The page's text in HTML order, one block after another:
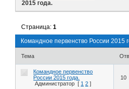
2015 года.
Командное первенство России 2015
Страница:1
Тема
Командное первенство
России 2015 года.
Администратор [ 1 2 ]
10